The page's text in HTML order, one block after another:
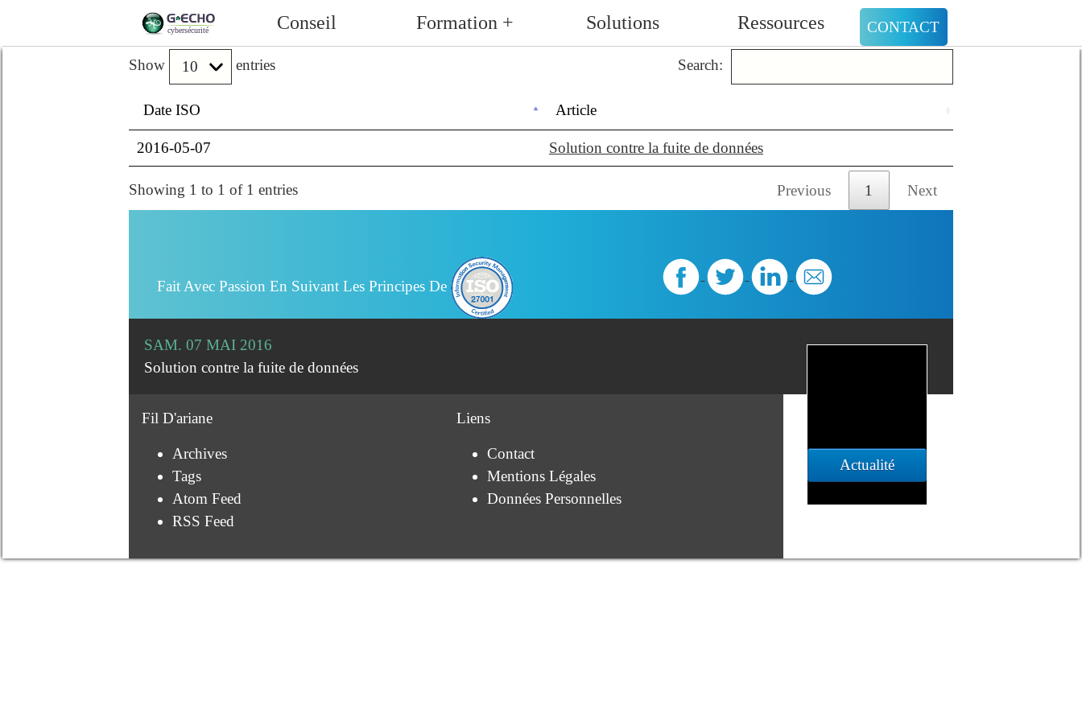
CONTACT
Conseil Formation + Solutions Ressources
Show entries Search:
Date ISO Article
2016-05-07 Solution contre la fuite de données
Showing 1 to 1 of 1 entries Previous 1 Next
Fait Avec Passion En Suivant Les Principes De
Actualité
SAM. 07 MAI 2016
Solution contre la fuite de données
Fil D'ariane
Archives
Tags
Atom Feed
RSS Feed
Liens
Contact
Mentions Légales
Données Personnelles